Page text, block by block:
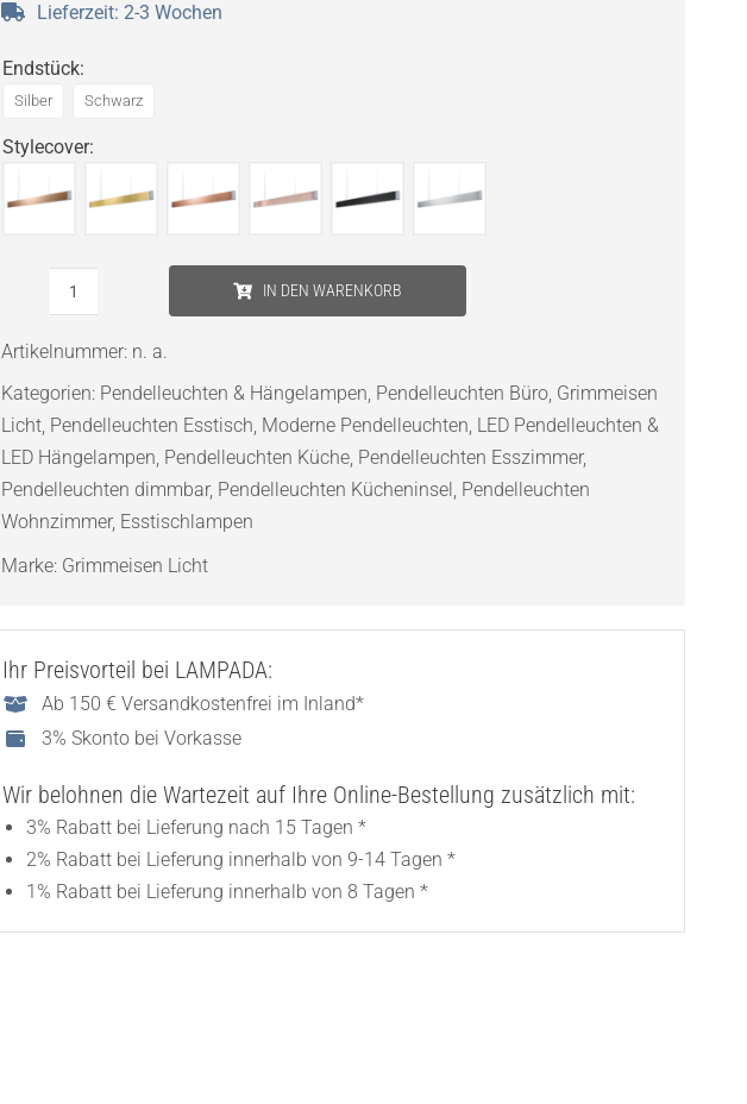
Lieferzeit: 2-3 Wochen
Endstück:
Silber Schwarz
Stylecover:
Pro
Pendelleuchte
Stylecover
Metall
Menge
IN DEN WARENKORB
Artikelnummer: n. a.
Kategorien: Pendelleuchten & Hängelampen, Pendelleuchten Büro, Grimmeisen
Licht, Pendelleuchten Esstisch, Moderne Pendelleuchten, LED Pendelleuchten &
LED Hängelampen, Pendelleuchten Küche, Pendelleuchten Esszimmer,
Pendelleuchten dimmbar, Pendelleuchten Kücheninsel , Pendelleuchten
Wohnzimmer, Esstischlampen
Marke: Grimmeisen Licht
Ihr Preisvorteil bei LAMPADA:
Ab 150 € Versandkostenfrei im Inland*
3% Skonto bei Vorkasse
Wir belohnen die Wartezeit auf Ihre Online-Bestellung zusätzlich mit:
3% Rabatt bei Lieferung nach 15 Tagen *
2% Rabatt bei Lieferung innerhalb von 9-14 Tagen *
1% Rabatt bei Lieferung innerhalb von 8 Tagen *